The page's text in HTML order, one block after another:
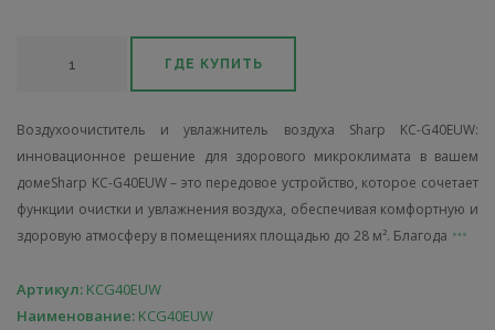
ГДЕ КУПИТЬ
Воздухоочиститель и увлажнитель воздуха Sharp KC-G40EUW:
инновационное решение для здорового микроклимата в вашем
домеSharp KC-G40EUW – это передовое устройство, которое сочетает
функции очистки и увлажнения воздуха, обеспечивая комфортную и
здоровую атмосферу в помещениях площадью до 28 м². Благода
Артикул: KCG40EUW
Наименование: KCG40EUW